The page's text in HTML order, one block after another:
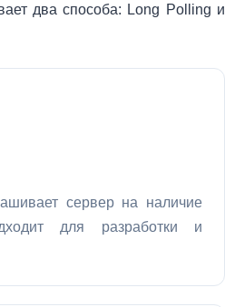
два способа: Long Polling и
сервер на наличие
для разработки и